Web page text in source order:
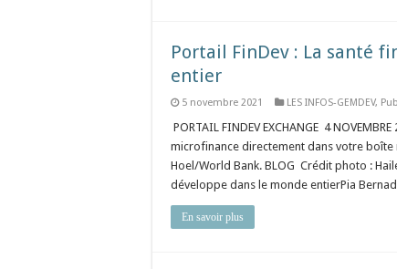
Portail FinDev : La santé
entier
5 novembre 2021 LES INFOS-GEMDEV,
PORTAIL FINDEV EXCHANGE 4
microfinance directement dans votre
Hoel/World Bank. BLOG Crédit photo :
développe dans le monde entierPia
En savoir plus